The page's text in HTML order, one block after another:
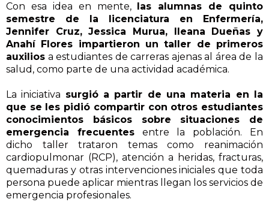
Con esa idea en mente,
las alumnas de quinto
semestre de la licenciatura en Enfermería,
Jennifer Cruz, Jessica Murua, Ileana Dueñas y
Anahí Flores impartieron un taller de primeros
auxilios a estudiantes de carreras ajenas al área de la
salud, como parte de una actividad académica.
La iniciativa surgió a partir de una materia en la
que se les pidió compartir con otros estudiantes
conocimientos básicos sobre situaciones de
emergencia frecuentesentre la población. En
dicho taller trataron temas como reanimación
cardiopulmonar (RCP), atención a heridas, fracturas,
quemaduras y otras intervenciones iniciales que toda
persona puede aplicar mientras llegan los servicios de
emergencia profesionales.